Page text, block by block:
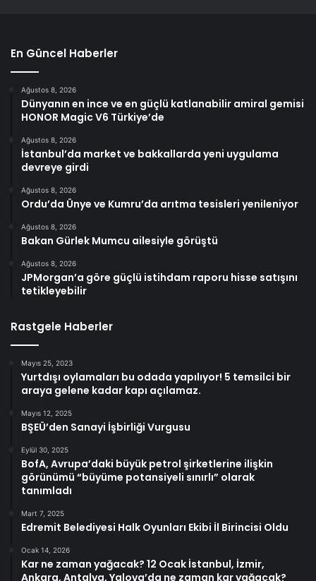
En Güncel Haberler
Ağustos 8, 2026
Dünyanın en ince ve en güçlü katlanabilir amiral gemisi
HONOR Magic V6 Türkiye’de
Ağustos 8, 2026
İstanbul’da market ve bakkallarda yeni uygulama
devreye girdi
Ağustos 8, 2026
Ordu’da Ünye ve Kumru’da arıtma tesisleri yenileniyor
Ağustos 8, 2026
Bakan Gürlek Mumcu ailesiyle görüştü
Ağustos 8, 2026
JPMorgan’a göre güçlü istihdam raporu hisse satışını
tetikleyebilir
Rastgele Haberler
Mayıs 25, 2023
Yurtdışı oylamaları bu odada yapılıyor! 5 temsilci bir
araya gelene kadar kapı açılamaz.
Mayıs 12, 2025
BŞEÜ’den Sanayi İşbirliği Vurgusu
Eylül 30, 2025
BofA, Avrupa’daki büyük petrol şirketlerine ilişkin
görünümü “büyüme potansiyeli sınırlı” olarak
tanımladı
Mart 7, 2025
Edremit Belediyesi Halk Oyunları Ekibi İl Birincisi Oldu
Ocak 14, 2026
Kar ne zaman yağacak? 12 Ocak İstanbul, İzmir,
Ankara, Antalya, Yalova’da ne zaman kar yağacak?